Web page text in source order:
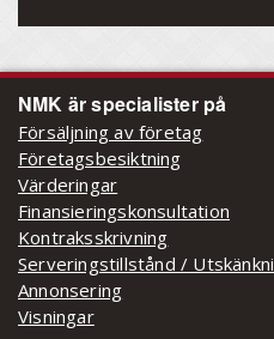
NMK är specialister på
Försäljning av företag
Företagsbesiktning
Värderingar
Finansieringskonsultation
Kontraksskrivning
Serveringstillstånd /
Annonsering
Visningar